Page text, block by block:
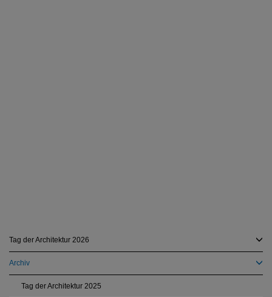
Tag der Architektur 2026
Archiv
Tag der Architektur 2025